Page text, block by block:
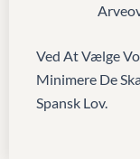
Ved At Vælge
Minimere De
Spansk Lov.